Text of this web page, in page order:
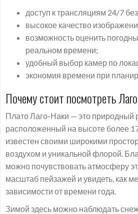
доступ к трансляциям 24/7
высокое качество
возможность оценить
реальном времени;
удобный выбор камер по
экономия времени при
Почему стоит посмотреть
Плато Лаго-Наки — это природный
расположенный на высоте более
известен своими широкими
воздухом и уникальной флорой.
можно почувствовать атмосферу
масштаб пейзажей и увидеть, как
зависимости от времени года.
Зимой здесь можно наблюдать